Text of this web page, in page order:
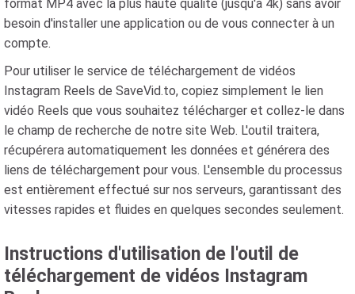
format MP4 avec la plus haute qualité (jusqu'à 4k) sans avoir
besoin d'installer une application ou de vous connecter à un
compte.
Pour utiliser le service de téléchargement de vidéos
Instagram Reels de SaveVid.to, copiez simplement le lien
vidéo Reels que vous souhaitez télécharger et collez-le dans
le champ de recherche de notre site Web. L'outil traitera,
récupérera automatiquement les données et générera des
liens de téléchargement pour vous. L'ensemble du processus
est entièrement effectué sur nos serveurs, garantissant des
vitesses rapides et fluides en quelques secondes seulement.
Instructions d'utilisation de l'outil de
téléchargement de vidéos Instagram